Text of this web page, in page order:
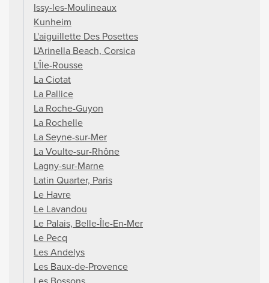
Issy-les-Moulineaux
Kunheim
L'aiguillette Des Posettes
L'Arinella Beach, Corsica
L'Île-Rousse
La Ciotat
La Pallice
La Roche-Guyon
La Rochelle
La Seyne-sur-Mer
La Voulte-sur-Rhône
Lagny-sur-Marne
Latin Quarter, Paris
Le Havre
Le Lavandou
Le Palais, Belle-Île-En-Mer
Le Pecq
Les Andelys
Les Baux-de-Provence